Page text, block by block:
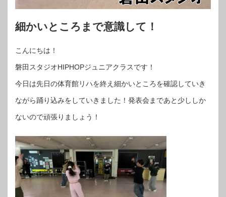
細かいところまで意識して！
こんにちは！
磐田スタジオHIPHOPジュニアクラスです！
今日は先日の体育館リハを終え細かいところを確認していき
ながら踊り込みをしていきました！発表会まであと少ししか
ないので頑張りましょう！